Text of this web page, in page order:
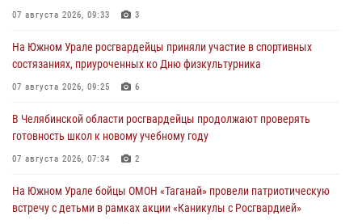
07 августа 2026, 09:33 3
На Южном Урале росгвардейцы приняли участие в спортивных
состязаниях, приуроченных ко Дню физкультурника
07 августа 2026, 09:25 6
В Челябинской области росгвардейцы продолжают проверять
готовность школ к новому учебному году
07 августа 2026, 07:34 2
На Южном Урале бойцы ОМОН «Таганай» провели патриотическую
встречу с детьми в рамках акции «Каникулы с Росгвардией»